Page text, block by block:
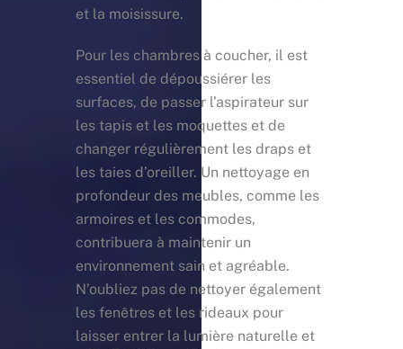
et la moisissure.
Pour les chambres à coucher, il est
essentiel de dépoussiérer les
surfaces, de passer l’aspirateur sur
les tapis et les moquettes et de
changer régulièrement les draps et
les taies d’oreiller. Un nettoyage en
profondeur des meubles, comme les
armoires et les commodes,
contribuera à maintenir un
environnement sain et agréable.
N’oubliez pas de nettoyer également
les fenêtres et les rideaux pour
laisser entrer la lumière naturelle et